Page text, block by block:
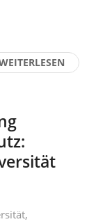
,